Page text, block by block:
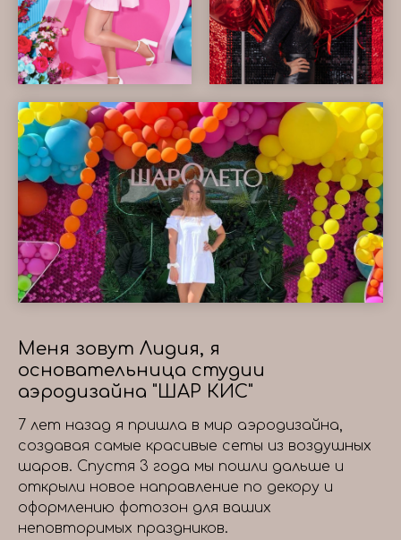
Меня зовут Лидия, я
основательница студии
аэродизайна "ШАР КИС"
7 лет назад я пришла в мир аэродизайна,
создавая самые красивые сеты из воздушных
шаров. Спустя 3 года мы пошли дальше и
открыли новое направление по декору и
оформлению фотозон для ваших
неповторимых праздников.